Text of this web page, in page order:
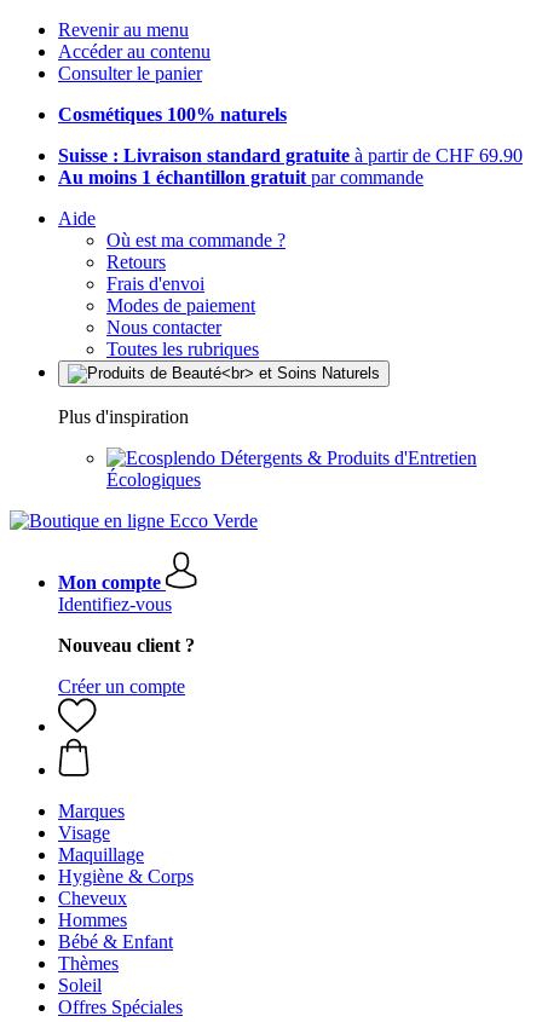
Revenir au menu
Accéder au contenu
Consulter le panier
Cosmétiques 100% naturels
Suisse : Livraison standard gratuite à partir de CHF 69.90
Au moins 1 échantillon gratuit par commande
Aide
Où est ma commande ?
Retours
Frais d'envoi
Modes de paiement
Nous contacter
Toutes les rubriques
Plus d'inspiration
Détergents & Produits d'Entretien
Écologiques
Mon compte
Identifiez-vous
Nouveau client ?
Créer un compte
Marques
Visage
Maquillage
Hygiène & Corps
Cheveux
Hommes
Bébé & Enfant
Thèmes
Soleil
Offres Spéciales